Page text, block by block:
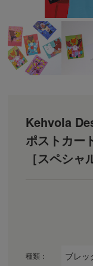
Kehvola
ポストカー
［スペシャ
種類：